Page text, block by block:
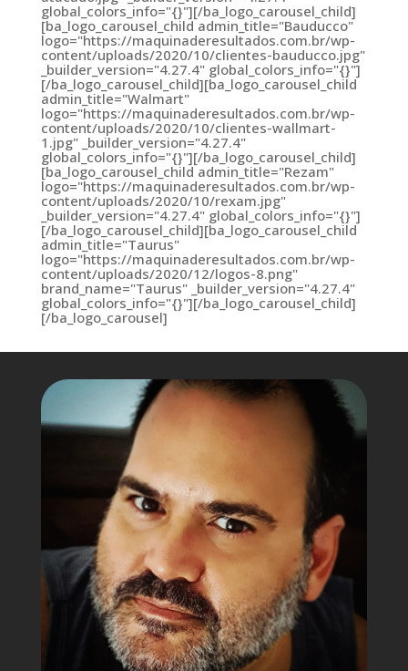
global_colors_info="{}"][/ba_logo_carousel_child]
[ba_logo_carousel_child admin_title="Bauducco"
logo="https://maquinaderesultados.com.br/wp-
content/uploads/2020/10/clientes-bauducco.jpg"
_builder_version="4.27.4" global_colors_info="{}"]
[/ba_logo_carousel_child][ba_logo_carousel_child
admin_title="Walmart"
logo="https://maquinaderesultados.com.br/wp-
content/uploads/2020/10/clientes-wallmart-
1.jpg" _builder_version="4.27.4"
global_colors_info="{}"][/ba_logo_carousel_child]
[ba_logo_carousel_child admin_title="Rezam"
logo="https://maquinaderesultados.com.br/wp-
content/uploads/2020/10/rexam.jpg"
_builder_version="4.27.4" global_colors_info="{}"]
[/ba_logo_carousel_child][ba_logo_carousel_child
admin_title="Taurus"
logo="https://maquinaderesultados.com.br/wp-
content/uploads/2020/12/logos-8.png"
brand_name="Taurus" _builder_version="4.27.4"
global_colors_info="{}"][/ba_logo_carousel_child]
[/ba_logo_carousel]